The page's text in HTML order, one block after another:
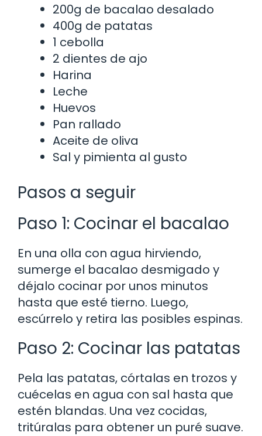
200g de bacalao desalado
400g de patatas
1 cebolla
2 dientes de ajo
Harina
Leche
Huevos
Pan rallado
Aceite de oliva
Sal y pimienta al gusto
Pasos a seguir
Paso 1: Cocinar el bacalao
En una olla con agua hirviendo,
sumerge el bacalao desmigado y
déjalo cocinar por unos minutos
hasta que esté tierno. Luego,
escúrrelo y retira las posibles espinas.
Paso 2: Cocinar las patatas
Pela las patatas, córtalas en trozos y
cuécelas en agua con sal hasta que
estén blandas. Una vez cocidas,
tritúralas para obtener un puré suave.